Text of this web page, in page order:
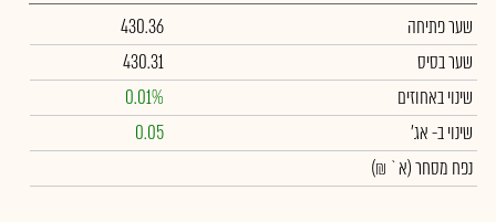
שער פתיחה
430.36
שער בסיס
430.31
שינוי באחוזים
0.01%
שינויב- אג'
0.05
נפח מסחר(א` ₪)